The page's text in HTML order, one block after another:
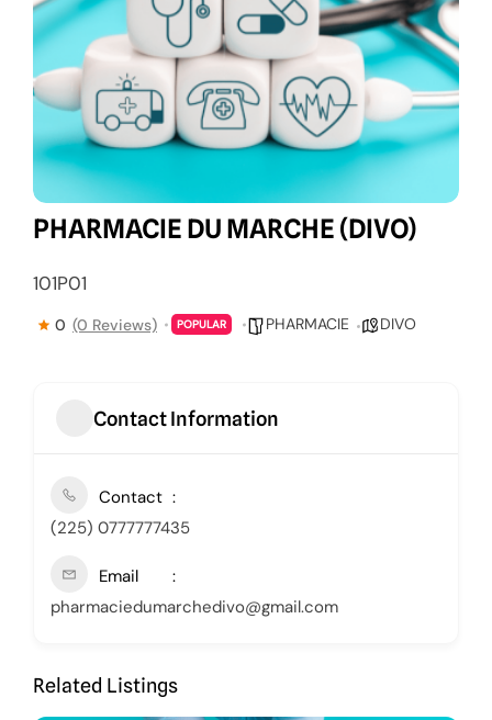
PHARMACIE DU MARCHE (DIVO)
101P01
0 (0 Reviews) POPULAR PHARMACIE DIVO
Contact Information
Contact
(225) 0777777435
Email
pharmaciedumarchedivo@gmail.com
Related Listings